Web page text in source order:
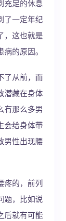
充足的休息
了一定年纪
，这也就是
的原因。
了从前，而
潜藏在身体
有那么多男
会给身体带
男性出现腰
疼的，前列
题，比如说
后就有可能